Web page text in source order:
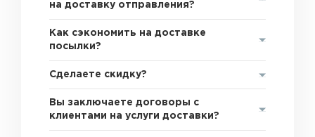
на доставку отправления?
Как сэкономить на доставке
посылки?
Сделаете скидку?
Вы заключаете договоры с
клиентами на услуги доставки?